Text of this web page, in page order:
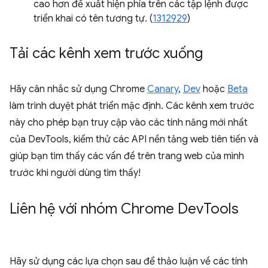
cao hơn để xuất hiện phía trên các tập lệnh được
triển khai có tên tương tự. (1312929)
Tải các kênh xem trước xuống
Hãy cân nhắc sử dụng Chrome Canary, Dev hoặc Beta
làm trình duyệt phát triển mặc định. Các kênh xem trước
này cho phép bạn truy cập vào các tính năng mới nhất
của DevTools, kiểm thử các API nền tảng web tiên tiến và
giúp bạn tìm thấy các vấn đề trên trang web của mình
trước khi người dùng tìm thấy!
Liên hệ với nhóm Chrome DevTools
Hãy sử dụng các lựa chọn sau để thảo luận về các tính